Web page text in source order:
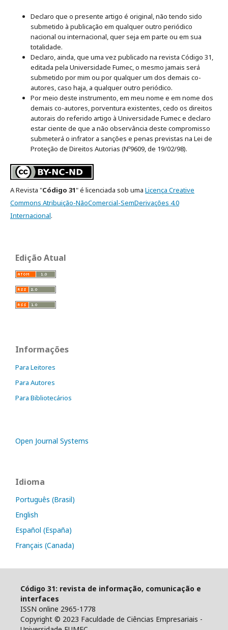
Declaro que o presente artigo é original, não tendo sido
submetido à publicação em qualquer outro periódico
nacional ou internacional, quer seja em parte ou em sua
totalidade.
Declaro, ainda, que uma vez publicado na revista Código 31,
editada pela Universidade Fumec, o mesmo jamais será
submetido por mim ou por qualquer um dos demais co-
autores, caso haja, a qualquer outro periódico.
Por meio deste instrumento, em meu nome e em nome dos
demais co-autores, porventura existentes, cedo os direitos
autorais do referido artigo à Universidade Fumec e declaro
estar ciente de que a não observância deste compromisso
submeterá o infrator a sanções e penas previstas na Lei de
Proteção de Direitos Autorias (Nº9609, de 19/02/98).
A Revista "Código 31" é licenciada sob uma Licença Creative
Commons Atribuição-NãoComercial-SemDerivações 4.0
Internacional.
Edição Atual
Informações
Para Leitores
Para Autores
Para Bibliotecários
Open Journal Systems
Idioma
Português (Brasil)
English
Español (España)
Français (Canada)
Código 31: revista de informação, comunicação e
interfaces
ISSN online 2965-1778
Copyright © 2023 Faculdade de Ciências Empresariais -